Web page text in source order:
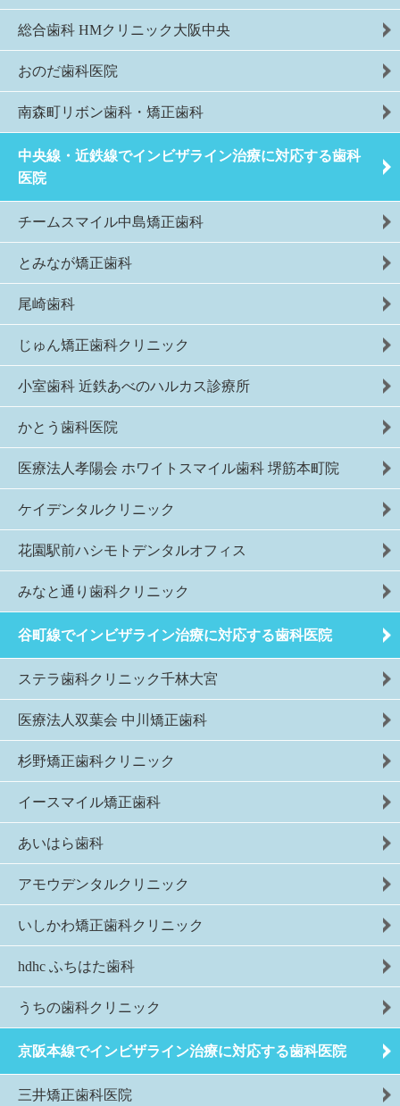
総合歯科 HMクリニック大阪中央
おのだ歯科医院
南森町リボン歯科・矯正歯科
中央線・近鉄線でインビザライン治療に対応する歯科
医院
チームスマイル中島矯正歯科
とみなが矯正歯科
尾崎歯科
じゅん矯正歯科クリニック
小室歯科 近鉄あべのハルカス診療所
かとう歯科医院
医療法人孝陽会 ホワイトスマイル歯科 堺筋本町院
ケイデンタルクリニック
花園駅前ハシモトデンタルオフィス
みなと通り歯科クリニック
谷町線でインビザライン治療に対応する歯科医院
ステラ歯科クリニック千林大宮
医療法人双葉会 中川矯正歯科
杉野矯正歯科クリニック
イースマイル矯正歯科
あいはら歯科
アモウデンタルクリニック
いしかわ矯正歯科クリニック
hdhc ふちはた歯科
うちの歯科クリニック
京阪本線でインビザライン治療に対応する歯科医院
三井矯正歯科医院